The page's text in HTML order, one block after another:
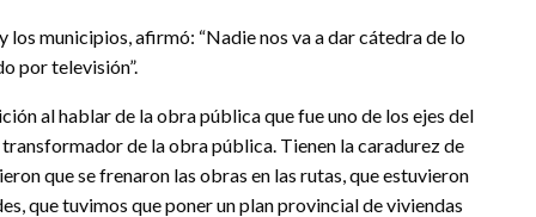
municipios, afirmó: “Nadie nos va a dar cátedra de lo
por televisión”.
al hablar de la obra pública que fue uno de los ejes del
de la obra pública. Tienen la caradurez de
que se frenaron las obras en las rutas, que estuvieron
que tuvimos que poner un plan provincial de viviendas